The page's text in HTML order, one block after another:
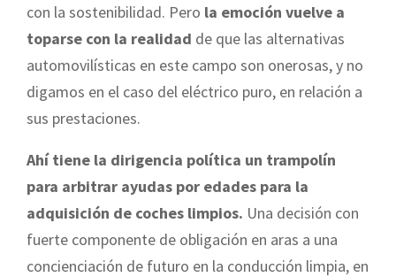
con la sostenibilidad. Pero la emoción vuelve a
toparse con la realidad de que las alternativas
automovilísticas en este campo son onerosas, y no
digamos en el caso del eléctrico puro, en relación a
sus prestaciones.
Ahí tiene la dirigencia política un trampolín
para arbitrar ayudas por edades para la
adquisición de coches limpios. Una decisión con
fuerte componente de obligación en aras a una
concienciación de futuro en la conducción limpia, en